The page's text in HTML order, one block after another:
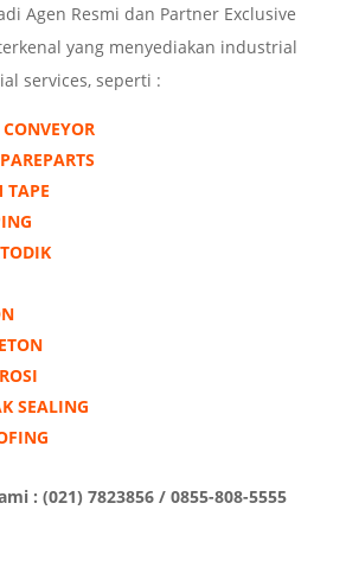
Agen Resmi dan Partner Exclusive
yang menyediakan industrial
services, seperti :
TAPE
SEALING
: (021) 7823856 / 0855-808-5555